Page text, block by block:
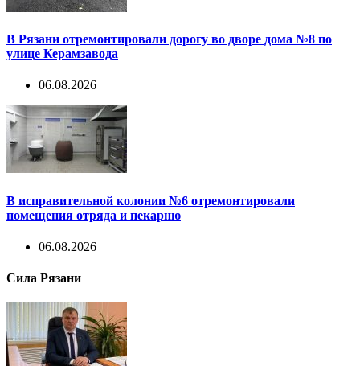
В Рязани отремонтировали дорогу во дворе дома №8 по
улице Керамзавода
06.08.2026
В исправительной колонии №6 отремонтировали
помещения отряда и пекарню
06.08.2026
Сила Рязани